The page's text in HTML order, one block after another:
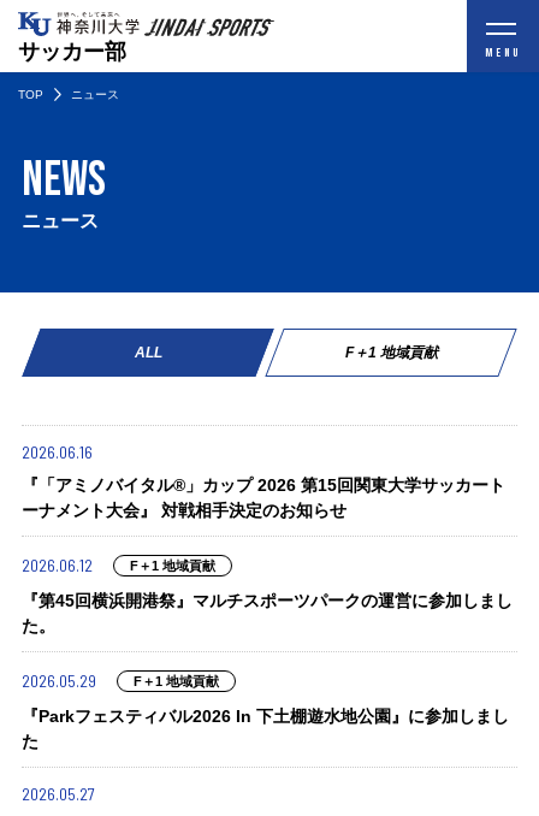
サッカー部 MENU
TOP ニュース
NEWS
ニュース
ALL F＋1 地域貢献
2026.06.16
『「アミノバイタル®」カップ 2026 第15回関東⼤学サッカート
ーナメント⼤会』 対戦相手決定のお知らせ
2026.06.12 F＋1 地域貢献
『第45回横浜開港祭』マルチスポーツパークの運営に参加しまし
た。
2026.05.29 F＋1 地域貢献
『Parkフェスティバル2026 In 下土棚遊水地公園』に参加しまし
た
2026.05.27